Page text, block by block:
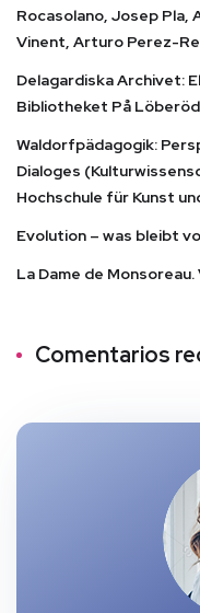
Rocasolano, Josep Pla,
Vinent, Arturo Perez-
Delagardiska Archivet:
Bibliotheket På
Waldorfpädagogik:
Dialoges
Hochschule für Kunst
Evolution – was bleibt
La Dame de
Comentarios